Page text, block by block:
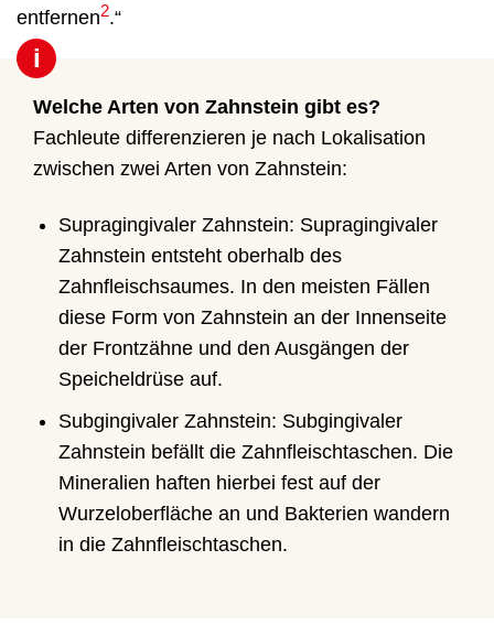
entfernen2.“
i
Welche Arten von Zahnstein gibt es?
Fachleute differenzieren je nach Lokalisation
zwischen zwei Arten von Zahnstein:
Supragingivaler Zahnstein: Supragingivaler
Zahnstein entsteht oberhalb des
Zahnfleischsaumes. In den meisten Fällen
diese Form von Zahnstein an der Innenseite
der Frontzähne und den Ausgängen der
Speicheldrüse auf.
Subgingivaler Zahnstein: Subgingivaler
Zahnstein befällt die Zahnfleischtaschen. Die
Mineralien haften hierbei fest auf der
Wurzeloberfläche an und Bakterien wandern
in die Zahnfleischtaschen.